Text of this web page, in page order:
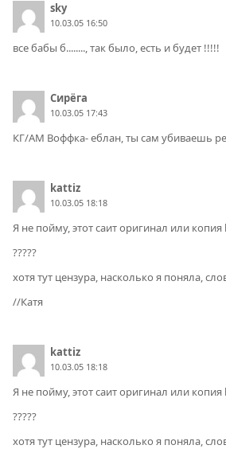
sky
10.03.05 16:50
все бабы б........, так было, есть и будет !!!!!
Сирёга
10.03.05 17:43
КГ/АМ Воффка- еблан, ты сам убиваешь
kattiz
10.03.05 18:18
Я не пойму, этот саит оригинал или
?????
хотя тут цензура, насколько я поняла,
//Катя
kattiz
10.03.05 18:18
Я не пойму, этот саит оригинал или
?????
хотя тут цензура, насколько я поняла,